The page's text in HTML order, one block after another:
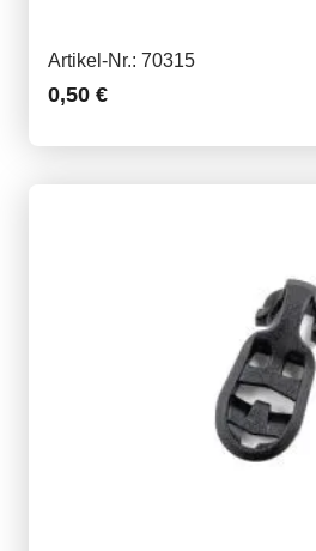
Artikel-Nr.: 70315
0,50 €